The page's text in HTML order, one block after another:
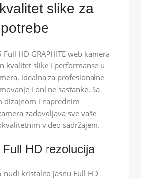
slike za
HD GRAPHITE web kamera
kvalitet slike i performanse u
idealna za profesionalne
i online sastanke. Sa
dizajnom i naprednim
zadovoljava sve vaše
video sadržajem.
HD rezolucija
nudi kristalno jasnu Full HD